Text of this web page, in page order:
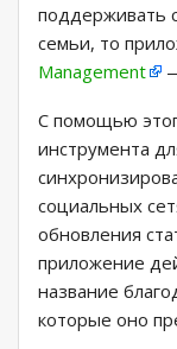
поддерживать
семьи, то
Management
С помощью
инструмента
социальных
обновления
приложение
название
которые оно